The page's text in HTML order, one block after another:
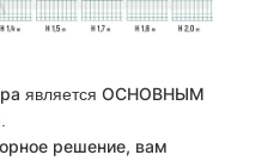
является ОСНОВНЫМ
решение, вам